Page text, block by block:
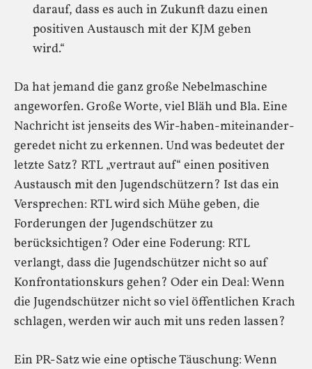
darauf, dass es auch in Zukunft dazu einen
positiven Austausch mit der KJM geben
wird.“
Da hat jemand die ganz große Nebelmaschine
angeworfen. Große Worte, viel Bläh und Bla. Eine
Nachricht ist jenseits des Wir-haben-miteinander-
geredet nicht zu erkennen. Und was bedeutet der
letzte Satz? RTL „vertraut auf“ einen positiven
Austausch mit den Jugendschützern? Ist das ein
Versprechen: RTL wird sich Mühe geben, die
Forderungen der Jugendschützer zu
berücksichtigen? Oder eine Foderung: RTL
verlangt, dass die Jugendschützer nicht so auf
Konfrontationskurs gehen? Oder ein Deal: Wenn
die Jugendschützer nicht so viel öffentlichen Krach
schlagen, werden wir auch mit uns reden lassen?
Ein PR-Satz wie eine optische Täuschung: Wenn